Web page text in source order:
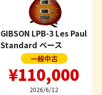
GIBSON LPB-3 Les Paul
Standard ベース
一般中古
¥110,000
2026/6/12